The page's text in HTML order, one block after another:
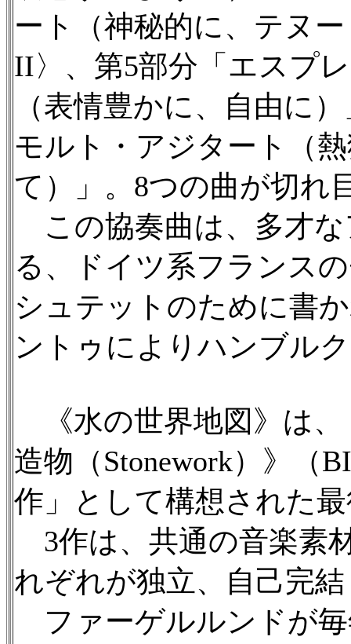
ート（神秘的に、テヌ
II〉、第5部分「エスプ
（表情豊かに、自由に
モルト・アジタート（
て）」。8つの曲が切れ
この協奏曲は、多才
る、ドイツ系フランス
シュテットのために書
ントゥによりハンブル
《水の世界地図》は、
造物（Stonework）》（
作」として構想された
3作は、共通の音楽素
れぞれが独立、自己完
ファーゲルルンドが